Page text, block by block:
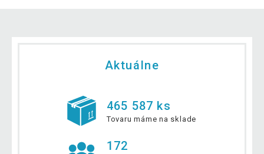
Aktuálne
465 587 ks
Tovaru máme na sklade
172